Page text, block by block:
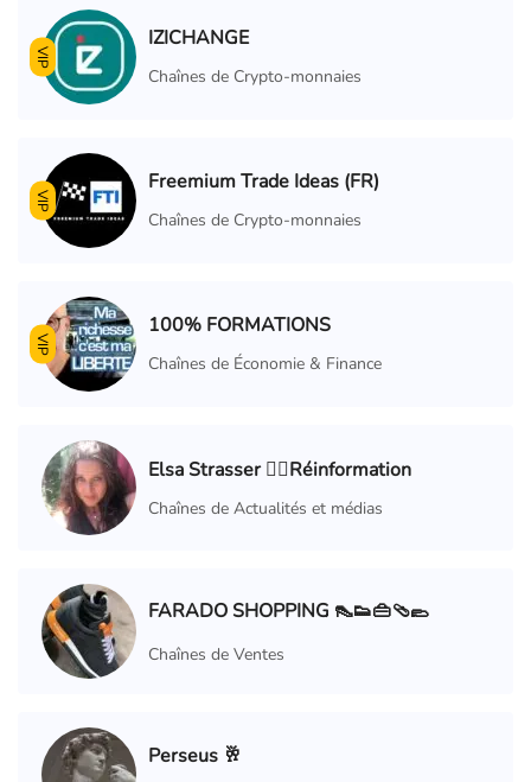
VIP
IZICHANGE
Chaînes de Crypto-monnaies
VIP
Freemium Trade Ideas (FR)
Chaînes de Crypto-monnaies
VIP
100% FORMATIONS
Chaînes de Économie & Finance
Elsa Strasser 🧚‍♀️Réinformation
Chaînes de Actualités et médias
FARADO SHOPPING 👠👟👜🩴🥿
Chaînes de Ventes
Perseus 🥂